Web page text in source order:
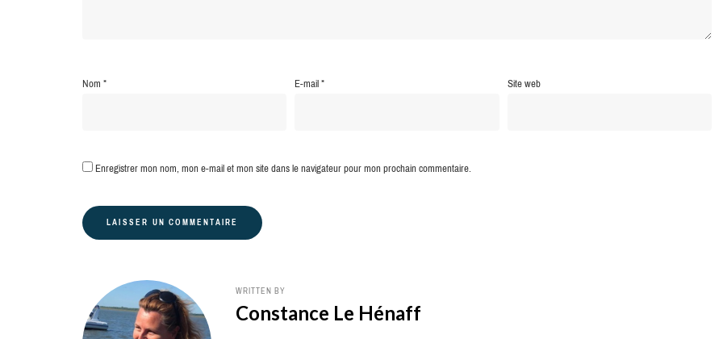
Nom* E-mail* Site web
Enregistrer mon nom, mon e-mail et mon site dans le navigateur pour mon prochain commentaire.
WRITTEN BY
Constance Le Hénaff